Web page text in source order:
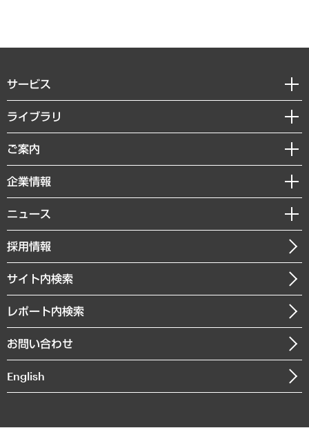
サービス
経営戦略
組織・人事戦略
デジタルイノベーション
共生・ダイバーシティ
GRC（ガバナンス・リスク・コンプライアンス）・防災（政策）
経済・産業・雇用・労働
まちづくり・観光・交通・スポーツ・スマートシティ
自然資源・農林水産業・食料システム
ライブラリ
経済調査
レポート
コラム
経営用語集
受託・受注実績（官公庁関連）
メディア掲載・出演
ご案内
セミナー・イベント情報
MUFGビジネスセミナー
受託案件情報
企業情報
私たちの想い
社長メッセージ
会社概要
沿革
組織図・本部部室紹介
インドネシア現地法人
ニュース
ニュースリリース
お知らせ
採用情報
サイト内検索
レポート内検索
お問い合わせ
English